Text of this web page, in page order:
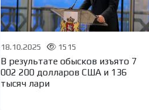
18.10.2025 1515
В результате обысков изъято 7
002 200 долларов США и 136
тысяч лари